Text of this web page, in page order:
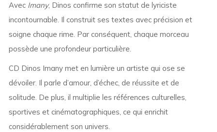
Avec Imany, Dinos confirme son statut de lyriciste
incontournable. Il construit ses textes avec précision et
soigne chaque rime. Par conséquent, chaque morceau
possède une profondeur particulière.
CD Dinos Imany met en lumière un artiste qui ose se
dévoiler. Il parle d’amour, d’échec, de réussite et de
solitude. De plus, il multiplie les références culturelles,
sportives et cinématographiques, ce qui enrichit
considérablement son univers.